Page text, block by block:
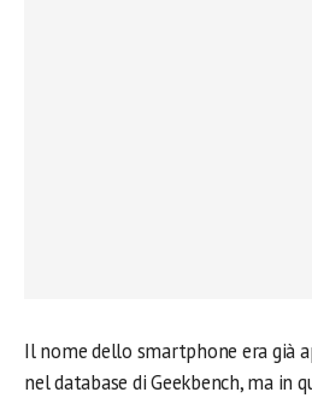
Il nome dello smartphone era già
nel database di Geekbench, ma in